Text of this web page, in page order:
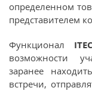
определенном
представителем
Функционал
возможности
заранее
встречи,